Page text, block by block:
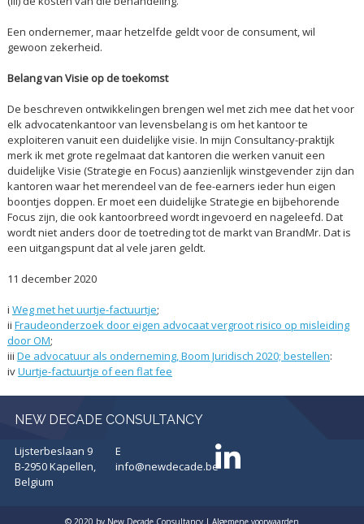
Een ondernemer, maar hetzelfde geldt voor de consument, wil
gewoon zekerheid.
Belang van Visie op de toekomst
De beschreven ontwikkelingen brengen wel met zich mee dat het voor
elk advocatenkantoor van levensbelang is om het kantoor te
exploiteren vanuit een duidelijke visie. In mijn Consultancy-praktijk
merk ik met grote regelmaat dat kantoren die werken vanuit een
duidelijke Visie (Strategie en Focus) aanzienlijk winstgevender zijn dan
kantoren waar het merendeel van de fee-earners ieder hun eigen
boontjes doppen. Er moet een duidelijke Strategie en bijbehorende
Focus zijn, die ook kantoorbreed wordt ingevoerd en nageleefd. Dat
wordt niet anders door de toetreding tot de markt van BrandMr. Dat is
een uitgangspunt dat al vele jaren geldt.
11 december 2020
i Weg met het uurtje-factuurtje;
ii Fraudeonderzoek door eigen advocaat vergroot risico op misleiding
door OM;
iii De advocatuur als onderneming, Boom Juridisch 2020; bestellen:
ivUurtje-factuurtje of een flat fee
NEW DECADE CONSULTANCY
Lijsterbeslaan 9
B-2950 Kapellen,
Belgium
E
info@newdecade.be